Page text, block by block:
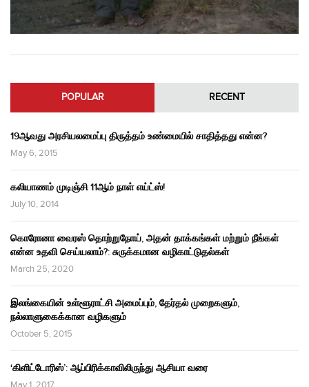
POPULAR RECENT
19ஆவது அரசியலமைப்பு திருத்தம் உண்மையில் சாதித்தது என்ன?
May 6, 2015
கலியாணம் முடிஞ்சி 11ஆம் நாள் எய்ட்ஸ்!
July 10, 2014
கொரோனா வைரஸ் தொற்றுநோய், அதன் தாக்கங்கள் மற்றும் நீங்கள்
என்ன உதவி செய்யலாம்?: சுருக்கமான வழிகாட்டுதல்கள்
March 25, 2020
இலங்கையின் உள்ளூராட்சி அமைப்பும், தேர்தல் முறைகளும்,
நல்லாளுகைக்கான வழிகளும்
October 5, 2015
‘கிளிட்டோரிஸ்’: ஆப்பிரிக்காவிலிருந்து ஆசியா வரை